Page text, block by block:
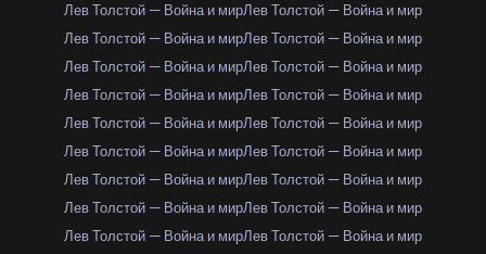
Лев Толстой — Война и мирЛев Толстой — Война и мир
Лев Толстой — Война и мирЛев Толстой — Война и мир
Лев Толстой — Война и мирЛев Толстой — Война и мир
Лев Толстой — Война и мирЛев Толстой — Война и мир
Лев Толстой — Война и мирЛев Толстой — Война и мир
Лев Толстой — Война и мирЛев Толстой — Война и мир
Лев Толстой — Война и мирЛев Толстой — Война и мир
Лев Толстой — Война и мирЛев Толстой — Война и мир
Лев Толстой — Война и мирЛев Толстой — Война и мир